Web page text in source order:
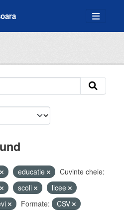
educatie
Cuvinte cheie:
scoli
licee
Formate:
CSV